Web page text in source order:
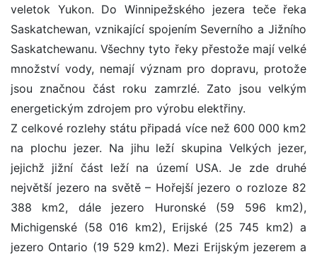
veletok Yukon. Do Winnipežského jezera teče řeka
Saskatchewan, vznikající spojením Severního a Jižního
Saskatchewanu. Všechny tyto řeky přestože mají velké
množství vody, nemají význam pro dopravu, protože
jsou značnou část roku zamrzlé. Zato jsou velkým
energetickým zdrojem pro výrobu elektřiny.
Z celkové rozlehy státu připadá více než 600 000 km2
na plochu jezer. Na jihu leží skupina Velkých jezer,
jejichž jižní část leží na území USA. Je zde druhé
největší jezero na světě – Hořejší jezero o rozloze 82
388 km2, dále jezero Huronské (59 596 km2),
Michigenské (58 016 km2), Erijské (25 745 km2) a
jezero Ontario (19 529 km2). Mezi Erijským jezerem a